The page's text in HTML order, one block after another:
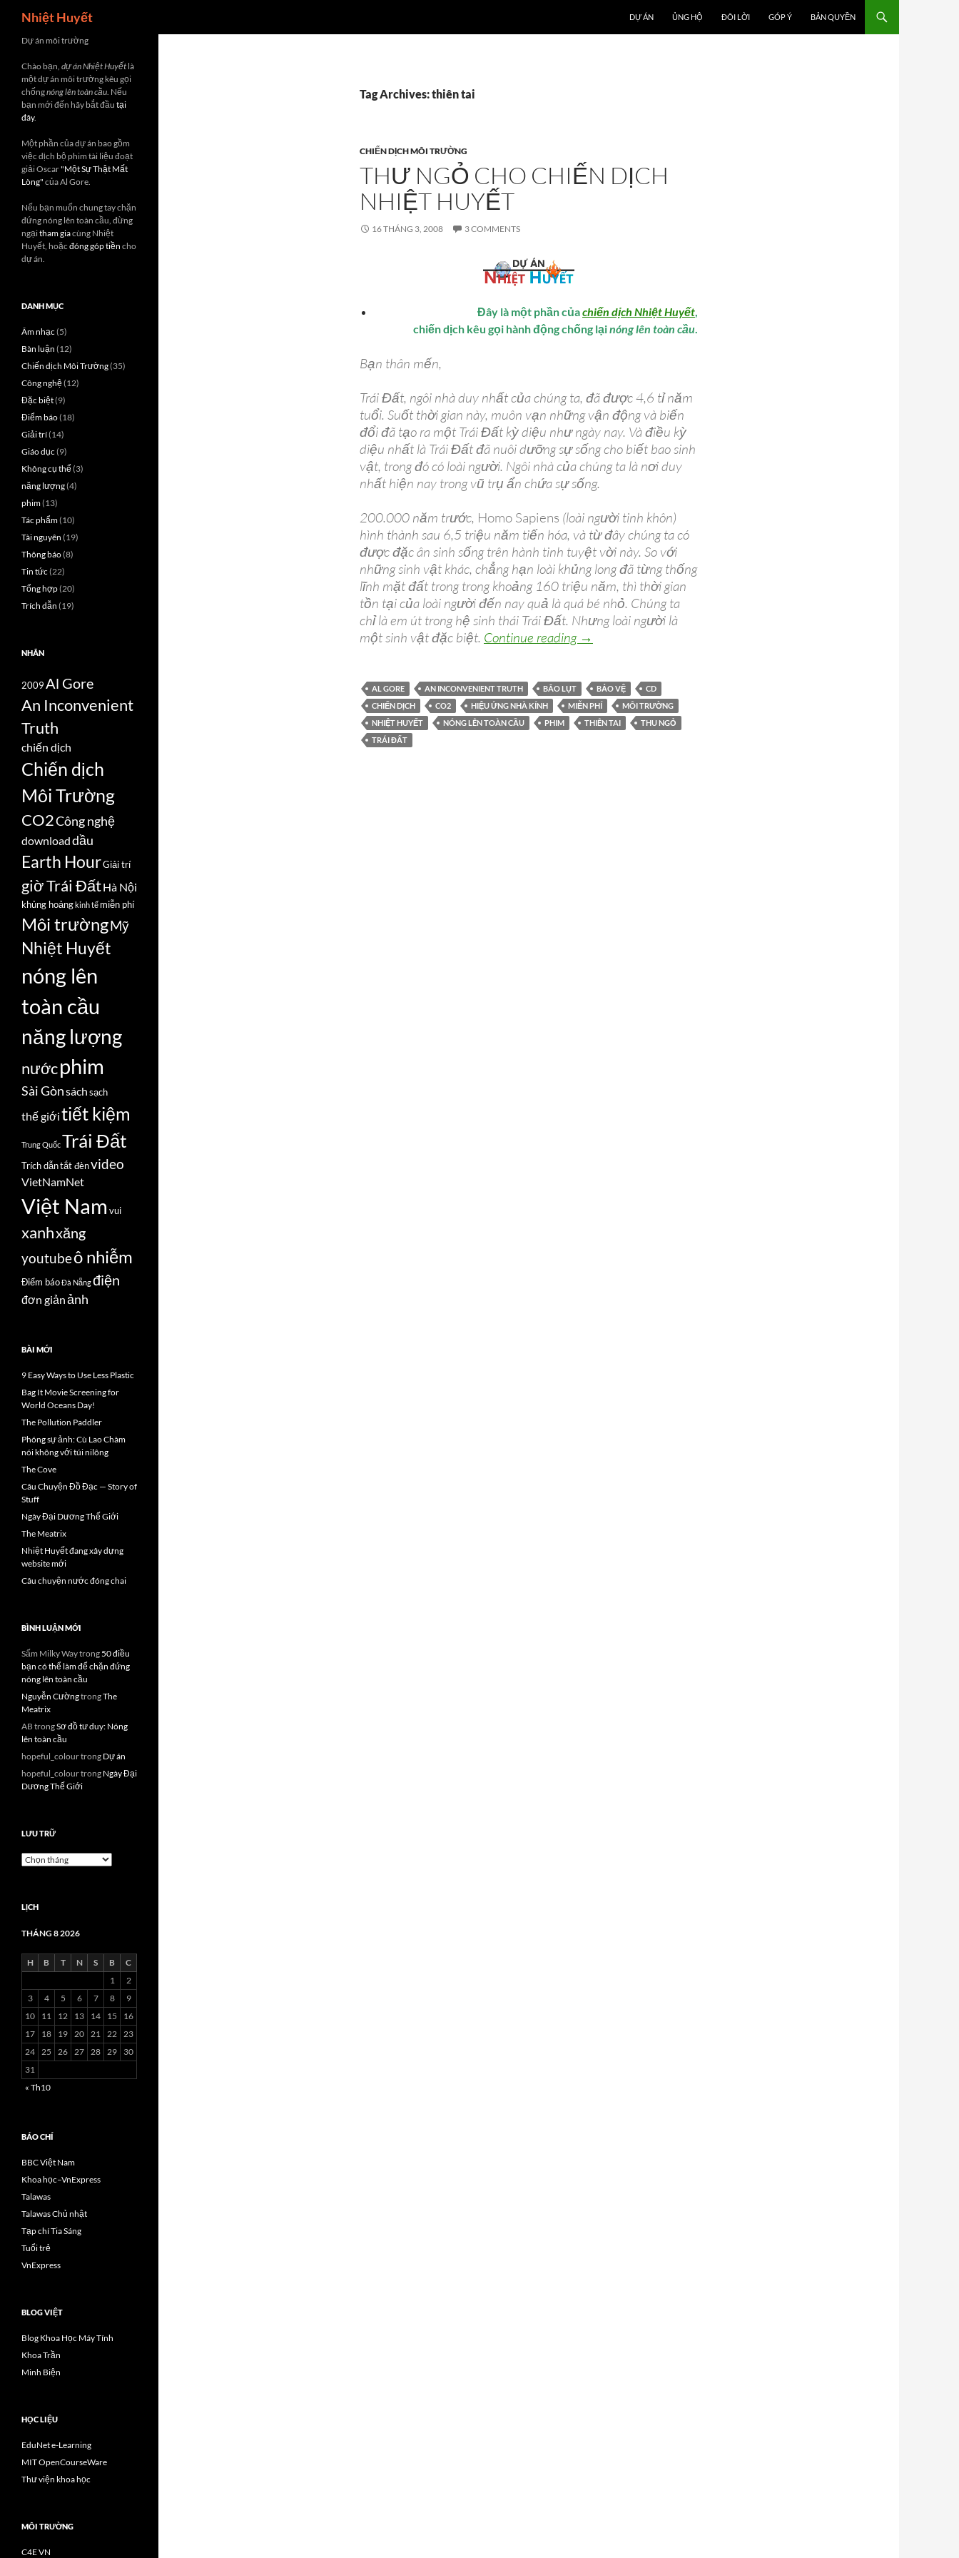
content
Nhiệt Huyết DỰ ÁN ỦNG HỘ ĐÔI LỜI GÓP Ý BẢN QUYỀN
Tag Archives: thiên tai
CHIẾN DỊCH MÔI TRƯỜNG
THƯ NGỎ CHO CHIẾN DỊCH
NHIỆT HUYẾT
16 THÁNG 3, 2008 3 COMMENTS
Đây là một phần củachiến dịch Nhiệt Huyết,
chiến dịch kêu gọi hành động chống lạinóng lên toàn cầu.
Bạn thân mến,
Trái Đất, ngôi nhà duy nhất của chúng ta, đã được 4,6 tỉ năm
tuổi. Suốt thời gian này, muôn vạn những vận động và biến
đổi đã tạo ra một Trái Đất kỳ diệu như ngày nay. Và điều kỳ
diệu nhất là Trái Đất đã nuôi dưỡng sự sống cho biết bao sinh
vật, trong đó có loài người. Ngôi nhà của chúng ta là nơi duy
nhất hiện nay trong vũ trụ ẩn chứa sự sống.
200.000 năm trước, Homo Sapiens (loài người tinh khôn)
hình thành sau 6,5 triệu năm tiến hóa, và từ đây chúng ta có
được đặc ân sinh sống trên hành tinh tuyệt vời này. So với
những sinh vật khác, chẳng hạn loài khủng long đã từng thống
lĩnh mặt đất trong trong khoảng 160 triệu năm, thì thời gian
tồn tại của loài người đến nay quả là quá bé nhỏ. Chúng ta
chỉ là em út trong hệ sinh thái Trái Đất. Nhưng loài người là
một sinh vật đặc biệt. Continue reading Thư ngỏ cho chiến dịch Nhiệt Huyết
→
AL GORE AN INCONVENIENT TRUTH BÃO LỤT BẢO VỆ
CD
CHIẾN DỊCH
CO2 HIỆU ỨNG NHÀ KÍNH MIỄN PHÍ
MÔI TRƯỜNG
NHIỆT HUYẾT
NÓNG LÊN TOÀN CẦU PHIM THIÊN TAI
THU NGỎ
TRÁI ĐẤT
Dự án môi trường
Chào bạn, dự án Nhiệt Huyết là
một dự án môi trường kêu gọi
chốngnóng lên toàn cầu. Nếu
bạn mới đến hãy bắt đầu tại
đây.
Một phần của dự án bao gồm
việc dịch bộ phim tài liệu đoạt
giải Oscar"Một Sự Thật Mất
Lòng" của Al Gore.
Nếu bạn muốn chung tay chặn
đứng nóng lên toàn cầu, đừng
ngạitham giacùng Nhiệt
Huyết, hoặc đóng góp tiền cho
dự án.
DANH MỤC
Âm nhạc (5)
Bàn luận (12)
Chiến dịch Môi Trường(35)
Công nghệ (12)
Đặc biệt(9)
Điểm báo(18)
Giải trí(14)
Giáo dục (9)
Không cụ thể (3)
năng lượng(4)
phim(13)
Tác phẩm(10)
Tài nguyên (19)
Thông báo(8)
Tin tức (22)
Tổng hợp(20)
Trích dẫn (19)
NHÃN
2009Al Gore
An Inconvenient
Truth
chiến dịch
Chiến dịch
Môi Trường
CO2Công nghệ
downloaddầu
Earth HourGiải trí
giờ Trái ĐấtHà Nội
khủng hoảngkinh tế miễn phí
Môi trườngMỹ
Nhiệt Huyết
nóng lên
toàn cầu
năng lượng
nướcphim
Sài Gònsáchsạch
thế giớitiết kiệm
Trung QuốcTrái Đất
Trích dẫntắt đènvideo
VietNamNet
Việt Nam vui
xanhxăng
youtubeô nhiễm
Điểm báoĐà Nẵngđiện
đơn giảnảnh
BÀI MỚI
9 Easy Ways to Use Less Plastic
Bag It Movie Screening for
World Oceans Day!
The Pollution Paddler
Phóng sự ảnh: Cù Lao Chàm
nói không với túi nilông
The Cove
Câu Chuyện Đồ Đạc — Story of
Stuff
Ngày Đại Dương Thế Giới
The Meatrix
Nhiệt Huyết đang xây dựng
website mới
Câu chuyện nước đóng chai
BÌNH LUẬN MỚI
Sấm Milky Waytrong50 điều
bạn có thể làm để chặn đứng
nóng lên toàn cầu
Nguyễn CườngtrongThe
Meatrix
AB trongSơ đồ tư duy: Nóng
lên toàn cầu
hopeful_colourtrong Dự án
hopeful_colourtrong Ngày Đại
Dương Thế Giới
LƯU TRỮ
Lưu
LỊCH
THÁNG 8 2026
H B T N S B
C
1
2
3
4 5 6 7 8
9
10
11 12 13 14 15
16
17
18 19 20 21 22 23
24 25 26 27 28 29
30
31
« Th10
BÁO CHÍ
BBC Việt Nam
Khoa học–VnExpress
Talawas
Talawas Chủ nhật
Tạp chí Tia Sáng
Tuổi trẻ
VnExpress
BLOG VIỆT
Blog Khoa Học Máy Tính
Khoa Trần
Minh Biện
HỌC LIỆU
EduNet e-Learning
MIT OpenCourseWare
Thư viện khoa học
MÔI TRƯỜNG
C4E VN